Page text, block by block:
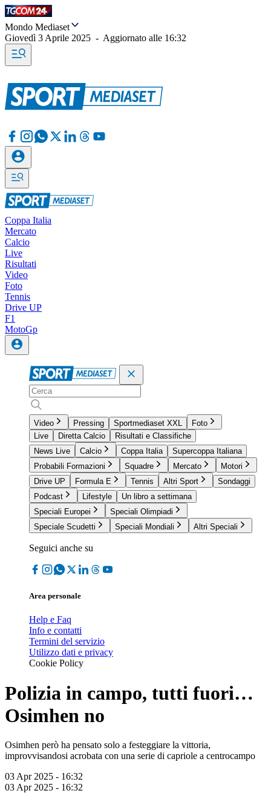
Mondo Mediaset
Giovedì 3 Aprile 2025 - Aggiornato alle 16:32
Coppa Italia
Mercato
Calcio
Live
Risultati
Video
Foto
Tennis
Drive UP
F1
MotoGp
Video Pressing Sportmediaset XXL
Foto
Live
Diretta Calcio
Risultati e Classifiche
News Live
Calcio Coppa Italia
Supercoppa Italiana
Probabili Formazioni
Squadre Mercato
Motori
Drive UP
Formula E Tennis Altri Sport
Sondaggi
Podcast
Lifestyle
Un libro a settimana
Speciali Europei
Speciali Olimpiadi
Speciale Scudetti
Speciali Mondiali Altri Speciali
Seguici anche su
Area personale
Help e Faq
Info e contatti
Termini del servizio
Utilizzo dati e privacy
Cookie Policy
Polizia in campo, tutti fuori…
Osimhen no
Osimhen però ha pensato solo a festeggiare la vittoria,
improvvisandosi acrobata con una serie di capriole a centrocampo
03 Apr 2025 - 16:32
03 Apr 2025 - 16:32